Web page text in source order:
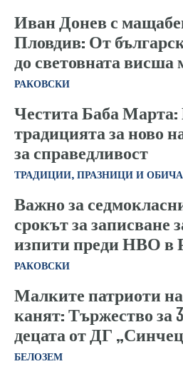
Иван Донев с
Пловдив: От
до световната висша
РАКОВСКИ
Честита Баба
традицията за ново
за справедливост
ТРАДИЦИИ, ПРАЗНИЦИ И
Важно за
срокът за записване
изпити преди НВО в
РАКОВСКИ
Малките патриоти
канят: Тържество за
децата от ДГ
БЕЛОЗЕМ